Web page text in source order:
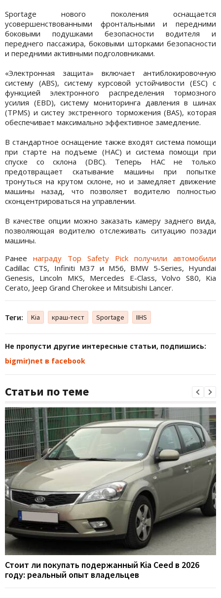
Sportage нового поколения оснащается
усовершенствованными фронтальными и передними
боковыми подушками безопасности водителя и
переднего пассажира, боковыми шторками безопасности
и передними активными подголовниками.
«Электронная защита» включает антиблокировочную
систему (ABS), систему курсовой устойчивости (ESC) с
функцией электронного распределения тормозного
усилия (EBD), систему мониторинга давления в шинах
(TPMS) и систеу экстренного торможения (BAS), которая
обеспечивает максимально эффективное замедление.
В стандартное оснащение также входят система помощи
при старте на подъеме (HAC) и система помощи при
спуске со склона (DBC). Теперь HAC не только
предотвращает скатывание машины при попытке
тронуться на крутом склоне, но и замедляет движение
машины назад, что позволяет водителю полностью
сконцентрироваться на управлении.
В качестве опции можно заказать камеру заднего вида,
позволяющая водителю отслеживать ситуацию позади
машины.
Ранее награду Top Safety Pick получили автомобили
Cadillac CTS, Infiniti M37 и M56, BMW 5-Series, Hyundai
Genesis, Lincoln MKS, Mercedes E-Class, Volvo S80, Kia
Cerato, Jeep Grand Cherokee и Mitsubishi Lancer.
Теги: Kia краш-тест Sportage IIHS
Не пропусти другие интересные статьи, подпишись:
bigmir)net в facebook
Статьи по теме
Стоит ли покупать подержанный Kia Ceed в 2026
году: реальный опыт владельцев